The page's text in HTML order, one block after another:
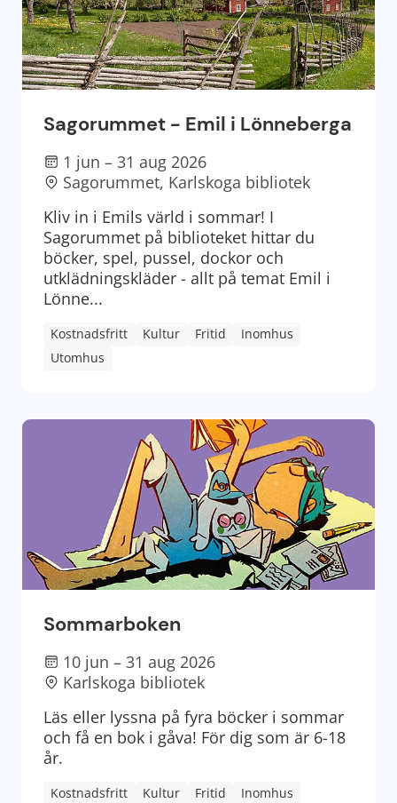
Sagorummet - Emil i Lönneberga
1 jun – 31 aug 2026
Sagorummet, Karlskoga bibliotek
Kliv in i Emils värld i sommar! I
Sagorummet på biblioteket hittar du
böcker, spel, pussel, dockor och
utklädningskläder - allt på temat Emil i
Lönne...
Kostnadsfritt Kultur Fritid
Inomhus
Utomhus
Sommarboken
10 jun – 31 aug 2026
Karlskoga bibliotek
Läs eller lyssna på fyra böcker i sommar
och få en bok i gåva! För dig som är 6-18
år.
Kostnadsfritt Kultur Fritid
Inomhus